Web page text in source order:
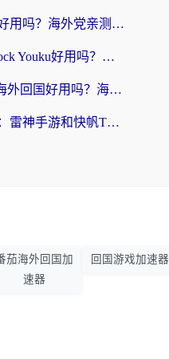
穿梭和快喵好用吗？海外党亲测：小众加速器对比+番茄加速器深度体验
云极和Unblock Youku好用吗？海外党亲测+2026回国加速器避坑指南
ChickCN和海外回国好用吗？海外党2026亲测：从手游到影音，选对加速器的3个关键
海外党必看：雷神手游和快帆TV版好用吗？3步选对回国加速器不踩坑
茄海外回国加
速器
回国游戏加速器